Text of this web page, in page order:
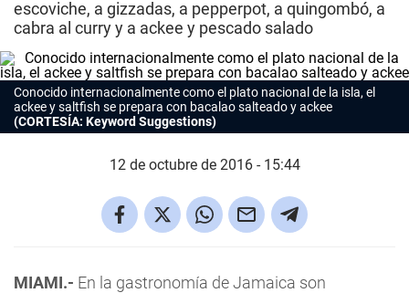
escoviche, a gizzadas, a pepperpot, a quingombó, a
cabra al curry y a ackee y pescado salado
Conocido internacionalmente como el plato nacional de la isla, el
ackee y saltfish se prepara con bacalao salteado y ackee
(CORTESÍA: Keyword Suggestions)
12 de octubre de 2016 - 15:44
MIAMI.- En la gastronomía de Jamaica son